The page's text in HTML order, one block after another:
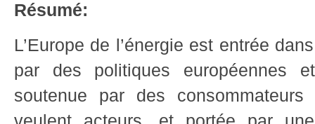
Résumé:
L’Europe de l’énergie est entrée
par des politiques européennes
soutenue par des